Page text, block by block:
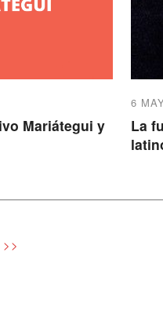
Mariátegui y
6
La
>>